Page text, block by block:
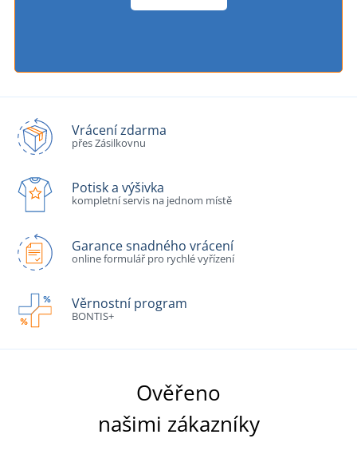
Vrácení zdarma
přes Zásilkovnu
Potisk a výšivka
kompletní servis na jednom místě
Garance snadného vrácení
online formulář pro rychlé vyřízení
Věrnostní program
BONTIS+
Ověřeno
našimi zákazníky